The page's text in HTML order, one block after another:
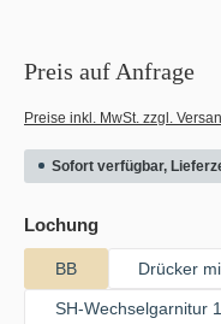
Preis auf Anfrage
Preise inkl. MwSt. zzgl.
Sofort verfügbar,
Lochungauswählen
BB Drücker
SH-Wechselgarnitur